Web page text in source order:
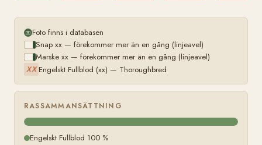
Foto finns i databasen
Snap xx — förekommer mer än en gång (linjeavel)
Marske xx — förekommer mer än en gång (linjeavel)
XX Engelskt Fullblod (xx) — Thoroughbred
RASSAMMANSÄTTNING
Engelskt Fullblod 100 %